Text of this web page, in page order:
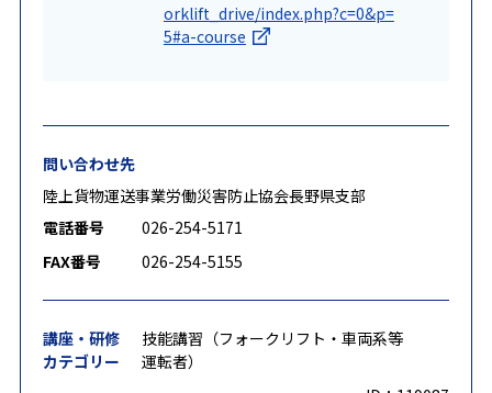
orklift_drive/index.php?c=0&p=
5#a-course
問い合わせ先
陸上貨物運送事業労働災害防止協会長野県支部
電話番号
026-254-5171
FAX番号
026-254-5155
講座・研修
カテゴリー
技能講習（フォークリフト・車両系等
運転者）